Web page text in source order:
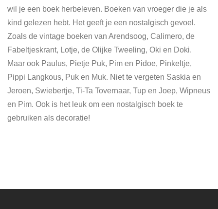
wil je een boek herbeleven. Boeken van vroeger die je als
kind gelezen hebt. Het geeft je een nostalgisch gevoel.
Zoals de vintage boeken van Arendsoog, Calimero, de
Fabeltjeskrant, Lotje, de Olijke Tweeling, Oki en Doki.
Maar ook Paulus, Pietje Puk, Pim en Pidoe, Pinkeltje,
Pippi Langkous, Puk en Muk. Niet te vergeten Saskia en
Jeroen, Swiebertje, Ti-Ta Tovernaar, Tup en Joep, Wipneus
en Pim. Ook is het leuk om een nostalgisch boek te
gebruiken als decoratie!